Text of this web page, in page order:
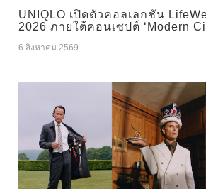
UNIQLO เปิดตัวคอลเลกชัน
2026 ภายใต้คอนเซปต์ ‘Modern
6 สิงหาคม 2569